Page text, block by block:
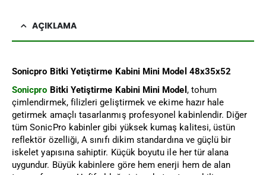
AÇIKLAMA
Sonicpro Bitki Yetiştirme Kabini Mini Model 48x35x52
Sonicpro Bitki Yetiştirme Kabini Mini Model , tohum
çimlendirmek, filizleri geliştirmek ve ekime hazır hale
getirmek amaçlı tasarlanmış profesyonel kabinlendir. Diğer
tüm SonicPro kabinler gibi yüksek kumaş kalitesi, üstün
reflektör özelliği, A sınıfı dikim standardına ve güçlü bir
iskelet yapısına sahiptir. Küçük boyutu ile her tür alana
uygundur. Büyük kabinlere göre hem enerji hem de alan